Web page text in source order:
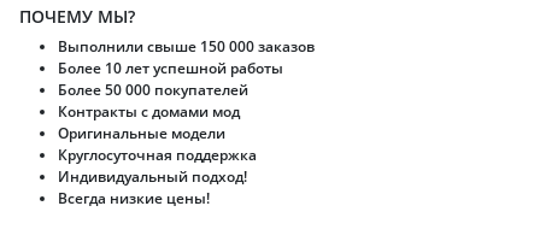
ПОЧЕМУ МЫ?
Выполнили свыше 150 000 заказов
Более 10 лет успешной работы
Более 50 000 покупателей
Контракты с домами мод
Оригинальные модели
Круглосуточная поддержка
Индивидуальный подход!
Всегда низкие цены!